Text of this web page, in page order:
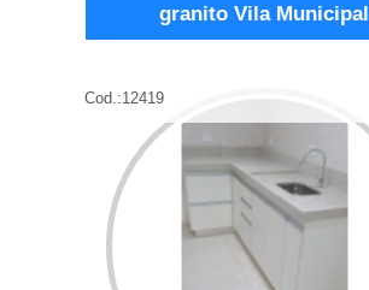
granito Vila Municipal
Cod.:12419